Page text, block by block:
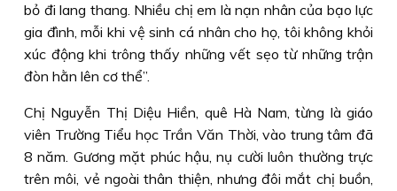
bỏ đi lang thang. Nhiều chị em là nạn nhân của bạo lực
gia đình, mỗi khi vệ sinh cá nhân cho họ, tôi không khỏi
xúc động khi trông thấy những vết sẹo từ những trận
đòn hằn lên cơ thể”.
Chị Nguyễn Thị Diệu Hiền, quê Hà Nam, từng là giáo
viên Trường Tiểu học Trần Văn Thời, vào trung tâm đã
8 năm. Gương mặt phúc hậu, nụ cười luôn thường trực
trên môi, vẻ ngoài thân thiện, nhưng đôi mắt chị buồn,